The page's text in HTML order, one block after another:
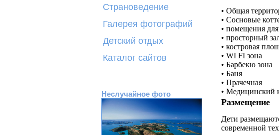
Страноведение
Галерея фотографий
Детский отдых
Каталог сайтов
Неслучайное фото
• Общая
• Сосновые
• помещения
• просторный
• костровая
• WI FI зона
• Барбекю зона
• Баня
• Прачечная
• Медицинский
Размещение
Дети
современной